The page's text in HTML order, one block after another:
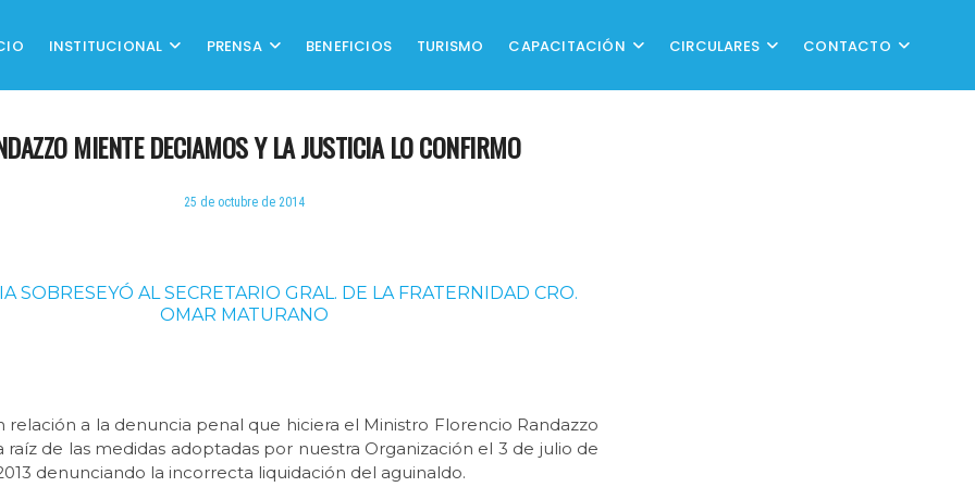
INSTITUCIONAL PRENSA BENEFICIOS TURISMO CAPACITACIÓN CIRCULARES CONTACTO
MIENTE DECIAMOS Y LA JUSTICIA LO CONFIRMO
25 de octubre de 2014
SOBRESEYÓ AL SECRETARIO GRAL. DE LA FRATERNIDAD CRO.
OMAR MATURANO
relación a la denuncia penal que hiciera el Ministro Florencio Randazzo
raíz de las medidas adoptadas por nuestra Organización el 3 de julio de
denunciando la incorrecta liquidación del aguinaldo.